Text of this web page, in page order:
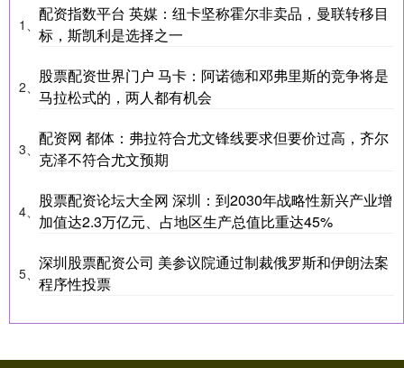
1、
配资指数平台 英媒：纽卡坚称霍尔非卖品，曼联转移目
标，斯凯利是选择之一
2、
股票配资世界门户 马卡：阿诺德和邓弗里斯的竞争将是
马拉松式的，两人都有机会
3、
配资网 都体：弗拉符合尤文锋线要求但要价过高，齐尔
克泽不符合尤文预期
4、
股票配资论坛大全网 深圳：到2030年战略性新兴产业增
加值达2.3万亿元、占地区生产总值比重达45%
5、
深圳股票配资公司 美参议院通过制裁俄罗斯和伊朗法案
程序性投票